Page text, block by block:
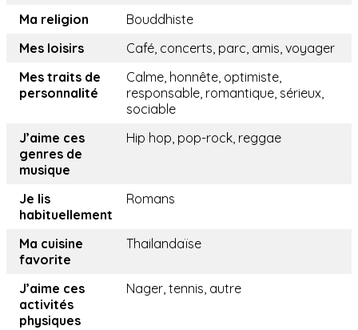
Ma religion
Bouddhiste
Mes loisirs
Café, concerts, parc, amis, voyager
Mes traits de
personnalité
Calme, honnête, optimiste,
responsable, romantique, sérieux,
sociable
J’aime ces
genres de
musique
Hip hop, pop-rock, reggae
Je lis
habituellement
Romans
Ma cuisine
favorite
Thailandaïse
J’aime ces
activités
physiques
Nager, tennis, autre